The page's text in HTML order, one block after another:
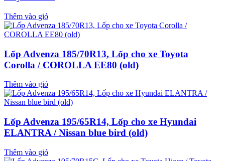
Thêm vào giỏ
Lốp Advenza 185/70R13, Lốp cho xe Toyota
Corolla / COROLLA EE80 (old)
Thêm vào giỏ
Lốp Advenza 195/65R14, Lốp cho xe Hyundai
ELANTRA / Nissan blue bird (old)
Thêm vào giỏ